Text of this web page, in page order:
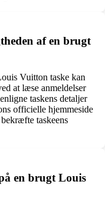
af en brugt
Vuitton taske kan
at læse anmeldelser
taskens detaljer
officielle hjemmeside
taskeens
en brugt Louis